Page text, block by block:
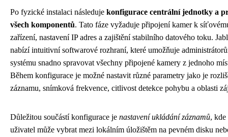
Po fyzické instalaci následuje konfigurace centrální jednotky a
všech komponentů. Tato fáze vyžaduje připojení kamer k
zařízení, nastavení IP adres a zajištění stabilního datového toku.
nabízí intuitivní softwarové rozhraní, které umožňuje
systému snadno spravovat všechny připojené kamery z jednoho
Během konfigurace je možné nastavit různé parametry jako je
záznamu, snímková frekvence, citlivost detekce pohybu a oblasti
Důležitou součástí konfigurace je nastavení ukládání záznamů, kde
uživatel může vybrat mezi lokálním úložištěm na pevném disku